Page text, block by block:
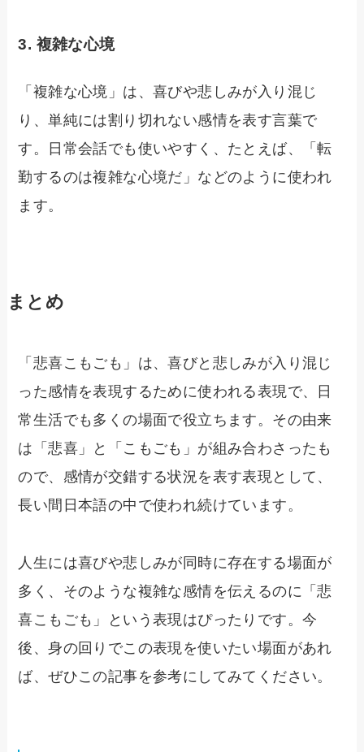
3. 複雑な心境
「複雑な心境」は、喜びや悲しみが入り混じ
り、単純には割り切れない感情を表す言葉で
す。日常会話でも使いやすく、たとえば、「転
勤するのは複雑な心境だ」などのように使われ
ます。
まとめ
「悲喜こもごも」は、喜びと悲しみが入り混じ
った感情を表現するために使われる表現で、日
常生活でも多くの場面で役立ちます。その由来
は「悲喜」と「こもごも」が組み合わさったも
ので、感情が交錯する状況を表す表現として、
長い間日本語の中で使われ続けています。
人生には喜びや悲しみが同時に存在する場面が
多く、そのような複雑な感情を伝えるのに「悲
喜こもごも」という表現はぴったりです。今
後、身の回りでこの表現を使いたい場面があれ
ば、ぜひこの記事を参考にしてみてください。